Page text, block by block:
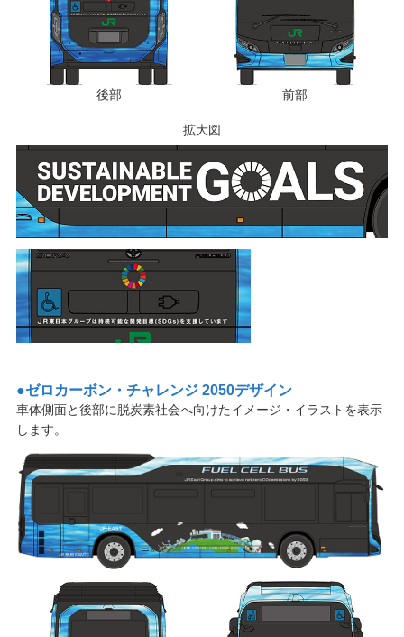
後部 前部
拡大図
ゼロカーボン・チャレンジ 2050デザイン
車体側面と後部に脱炭素社会へ向けたイメージ・イラストを表示
します。